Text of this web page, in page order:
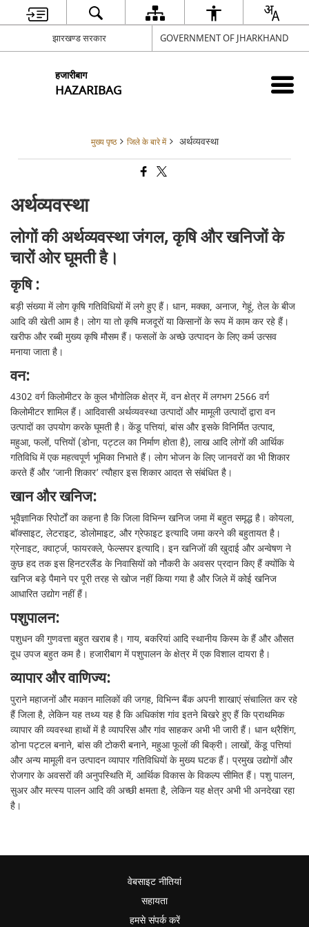
झारखण्ड सरकार GOVERNMENT OF JHARKHAND
हजारीबाग
HAZARIBAG
मुख्य पृष्ठ जिले के बारे में अर्थव्यवस्था
अर्थव्यवस्था
लोगों की अर्थव्यवस्था जंगल, कृषि और खनिजों के
चारों ओर घूमती है।
कृषि :
बड़ी संख्या में लोग कृषि गतिविधियों में लगे हुए हैं। धान, मक्का, अनाज, गेहूं, तेल के बीज
आदि की खेती आम है। लोग या तो कृषि मजदूरों या किसानों के रूप में काम कर रहे हैं।
खरीफ और रब्बी मुख्य कृषि मौसम हैं। फसलों के अच्छे उत्पादन के लिए कर्म उत्सव
मनाया जाता है।
वन:
4302 वर्ग किलोमीटर के कुल भौगोलिक क्षेत्र में, वन क्षेत्र में लगभग 2566 वर्ग
किलोमीटर शामिल हैं। आदिवासी अर्थव्यवस्था उत्पादों और मामूली उत्पादों द्वारा वन
उत्पादों का उपयोग करके घूमती है। केंडू पत्तियां, बांस और इसके विनिर्मित उत्पाद,
महुआ, फलों, पत्तियों (डोना, पट्टल का निर्माण होता है), लाख आदि लोगों की आर्थिक
गतिविधि में एक महत्वपूर्ण भूमिका निभाते हैं। लोग भोजन के लिए जानवरों का भी शिकार
करते हैं और ‘जानी शिकार’ त्यौहार इस शिकार आदत से संबंधित है।
खान और खनिज:
भूवैज्ञानिक रिपोर्टों का कहना है कि जिला विभिन्न खनिज जमा में बहुत समृद्ध है। कोयला,
बॉक्साइट, लेटराइट, डोलोमाइट, और ग्रेफाइट इत्यादि जमा करने की बहुतायत है।
ग्रेनाइट, क्वार्ट्ज, फायरक्ले, फेल्सपर इत्यादि। इन खनिजों की खुदाई और अन्वेषण ने
कुछ हद तक इस हिनटरलैंड के निवासियों को नौकरी के अवसर प्रदान किए हैं क्योंकि ये
खनिज बड़े पैमाने पर पूरी तरह से खोज नहीं किया गया है और जिले में कोई खनिज
आधारित उद्योग नहीं हैं।
पशुपालन:
पशुधन की गुणवत्ता बहुत खराब है। गाय, बकरियां आदि स्थानीय किस्म के हैं और औसत
दूध उपज बहुत कम है। हजारीबाग में पशुपालन के क्षेत्र में एक विशाल दायरा है।
व्यापार और वाणिज्य:
पुराने महाजनों और मकान मालिकों की जगह, विभिन्न बैंक अपनी शाखाएं संचालित कर रहे
हैं जिला है, लेकिन यह तथ्य यह है कि अधिकांश गांव इतने बिखरे हुए हैं कि प्राथमिक
व्यापार की व्यवस्था हाथों में है व्यापरिस और गांव साहकर अभी भी जारी हैं। धान थ्रैशिंग,
डोना पट्टल बनाने, बांस की टोकरी बनाने, महुआ फूलों की बिक्री। लाखों, केंडू पत्तियां
और अन्य मामूली वन उत्पादन व्यापार गतिविधियों के मुख्य घटक हैं। प्रमुख उद्योगों और
रोजगार के अवसरों की अनुपस्थिति में, आर्थिक विकास के विकल्प सीमित हैं। पशु पालन,
सुअर और मत्स्य पालन आदि की अच्छी क्षमता है, लेकिन यह क्षेत्र अभी भी अनदेखा रहा
है।
वेबसाइट नीतियां
सहायता
हमसे संपर्क करें